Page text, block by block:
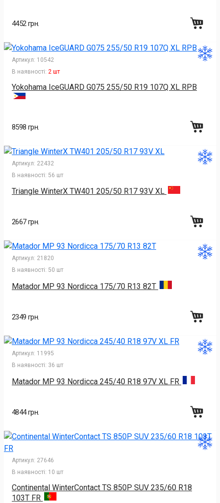
4452 грн.
Артикул: 10542
В наявності: 2 шт
Yokohama IceGUARD G075 255/50 R19 107Q XL RPB
8598 грн.
Артикул: 22432
В наявності: 56 шт
Triangle WinterX TW401 205/50 R17 93V XL
2667 грн.
Артикул: 21820
В наявності: 50 шт
Matador MP 93 Nordicca 175/70 R13 82T
2349 грн.
Артикул: 11995
В наявності: 36 шт
Matador MP 93 Nordicca 245/40 R18 97V XL FR
4844 грн.
Артикул: 27646
В наявності: 10 шт
Continental WinterContact TS 850P SUV 235/60 R18
103T FR